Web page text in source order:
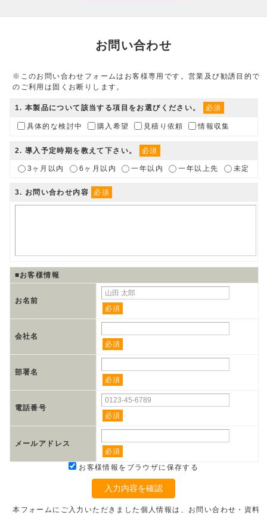
お問い合わせ
※このお問い合わせフォームはお客様専用です。営業及び勧誘目的で
のご利用は固くお断りします。
1. 本製品について該当する項目をお選びください。 必須
具体的な検討中 購入希望 見積り依頼 情報収集
2. 導入予定時期を教えて下さい。 必須
3ヶ月以内 6ヶ月以内 一年以内 一年以上先 未定
3. お問い合わせ内容 必須
■お客様情報
お名前
必須
会社名
必須
部署名
必須
電話番号
必須
メールアドレス
必須
お客様情報をブラウザに保存する
入力内容を確認
本フォームにご入力いただきました個人情報は、お問い合わせ・資料